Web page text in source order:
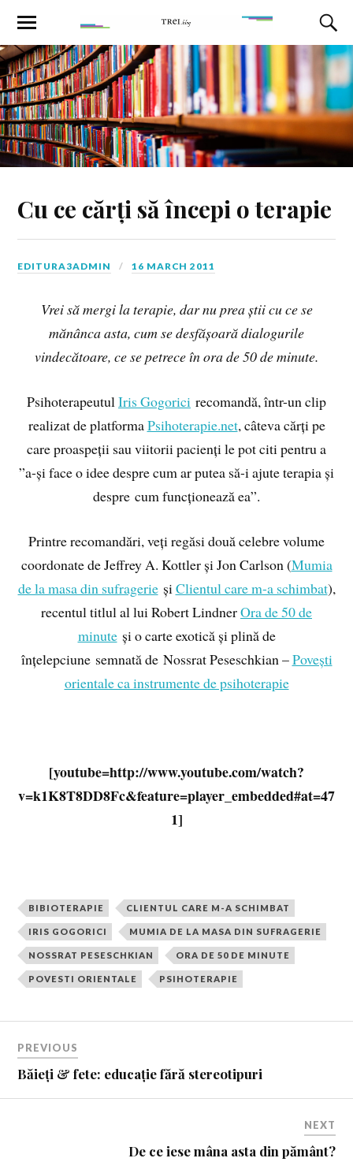
Cu ce cărți să începi o terapie
EDITURA3ADMIN 16 MARCH 2011
Vrei să mergi la terapie, dar nu prea știi cu ce se
mănânca asta, cum se desfășoară dialogurile
vindecătoare, ce se petrece în ora de 50 de minute.
PsihoterapeutulIris Gogorici recomandă, într-un clip
realizat de platformaPsihoterapie.net, câteva cărți pe
care proaspeții sau viitorii pacienți le pot citi pentru a
”a-și face o idee despre cum ar putea să-i ajute terapia și
despre cum funcționează ea”.
Printre recomandări, veți regăsi două celebre volume
coordonate de Jeffrey A. Kottler și Jon Carlson (Mumia
de la masa din sufragerieși Clientul care m-a schimbat),
recentul titlul al lui Robert LindnerOra de 50 de
minuteși o carte exotică și plină de
înțelepciune semnată de Nossrat Peseschkian –Povești
orientale ca instrumente de psihoterapie
[youtube=http://www.youtube.com/watch?
v=k1K8T8DD8Fc&feature=player_embedded#at=47
1]
BIBIOTERAPIE CLIENTUL CARE M-A SCHIMBAT
IRIS GOGORICI MUMIA DE LA MASA DIN SUFRAGERIE
NOSSRAT PESESCHKIAN ORA DE 50 DE MINUTE
POVESTI ORIENTALE PSIHOTERAPIE
PREVIOUS
Băieți & fete: educație fără stereotipuri
NEXT
De ce iese mâna asta din pământ?